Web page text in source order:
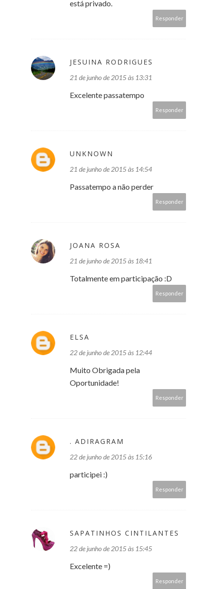
está privado.
Responder
JESUINA RODRIGUES
21 de junho de 2015 às 13:31
Excelente passatempo
Responder
UNKNOWN
21 de junho de 2015 às 14:54
Passatempo a não perder
Responder
JOANA ROSA
21 de junho de 2015 às 18:41
Totalmente em participação :D
Responder
ELSA
22 de junho de 2015 às 12:44
Muito Obrigada pela
Oportunidade!
Responder
. ADIRAGRAM
22 de junho de 2015 às 15:16
participei :)
Responder
SAPATINHOS CINTILANTES
22 de junho de 2015 às 15:45
Excelente =)
Responder